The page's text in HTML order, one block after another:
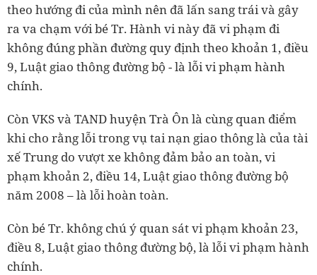
theo hướng đi của mình nên đã lấn sang trái và gây
ra va chạm với bé Tr. Hành vi này đã vi phạm đi
không đúng phần đường quy định theo khoản 1, điều
9, Luật giao thông đường bộ - là lỗi vi phạm hành
chính.
Còn VKS và TAND huyện Trà Ôn là cùng quan điểm
khi cho rằng lỗi trong vụ tai nạn giao thông là của tài
xế Trung do vượt xe không đảm bảo an toàn, vi
phạm khoản 2, điều 14, Luật giao thông đường bộ
năm 2008 – là lỗi hoàn toàn.
Còn bé Tr. không chú ý quan sát vi phạm khoản 23,
điều 8, Luật giao thông đường bộ, là lỗi vi phạm hành
chính.